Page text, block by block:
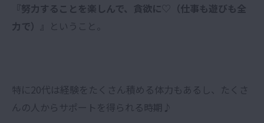
『努力することを楽しんで、貪欲に♡（仕事も遊びも全
力で）』 ということ。
特に20代は経験をたくさん積める体力もあるし、たくさ
んの人からサポートを得られる時期♪